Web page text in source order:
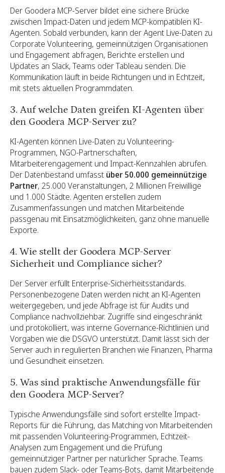
Der Goodera MCP-Server bildet eine sichere Brücke
zwischen Impact-Daten und jedem MCP-kompatiblen KI-
Agenten. Sobald verbunden, kann der Agent Live-Daten zu
Corporate Volunteering, gemeinnützigen Organisationen
und Engagement abfragen, Berichte erstellen und
Updates an Slack, Teams oder Tableau senden. Die
Kommunikation läuft in beide Richtungen und in Echtzeit,
mit stets aktuellen Programmdaten.
3. Auf welche Daten greifen KI-Agenten über
den Goodera MCP-Server zu?
KI-Agenten können Live-Daten zu Volunteering-
Programmen, NGO-Partnerschaften,
Mitarbeiterengagement und Impact-Kennzahlen abrufen.
Der Datenbestand umfasst über 50.000 gemeinnützige
Partner, 25.000 Veranstaltungen, 2 Millionen Freiwillige
und 1.000 Städte. Agenten erstellen zudem
Zusammenfassungen und matchen Mitarbeitende
passgenau mit Einsatzmöglichkeiten, ganz ohne manuelle
Exporte.
4. Wie stellt der Goodera MCP-Server
Sicherheit und Compliance sicher?
Der Server erfüllt Enterprise-Sicherheitsstandards.
Personenbezogene Daten werden nicht an KI-Agenten
weitergegeben, und jede Abfrage ist für Audits und
Compliance nachvollziehbar. Zugriffe sind eingeschränkt
und protokolliert, was interne Governance-Richtlinien und
Vorgaben wie die DSGVO unterstützt. Damit lässt sich der
Server auch in regulierten Branchen wie Finanzen, Pharma
und Gesundheit einsetzen.
5. Was sind praktische Anwendungsfälle für
den Goodera MCP-Server?
Typische Anwendungsfälle sind sofort erstellte Impact-
Reports für die Führung, das Matching von Mitarbeitenden
mit passenden Volunteering-Programmen, Echtzeit-
Analysen zum Engagement und die Prüfung
gemeinnütziger Partner per natürlicher Sprache. Teams
bauen zudem Slack- oder Teams-Bots, damit Mitarbeitende